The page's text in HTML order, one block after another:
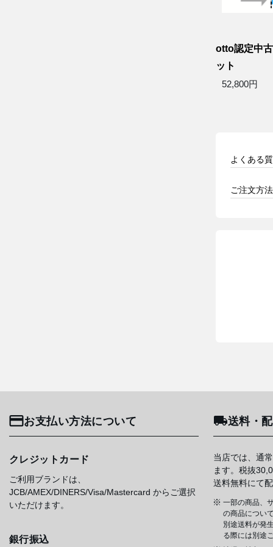
otto認定中
ット
52,800円
よくある
ご注文方
お支払い方法について
クレジットカード
ご利用ブランドは、
JCB/AMEX/DINERS/Visa/Mastercard からご選択
いただけます。
銀行振込
送料・
当店では、通
ます。税抜
送料無料にて
一部の商品、
の商品につい
別途送料が発
る際には別途